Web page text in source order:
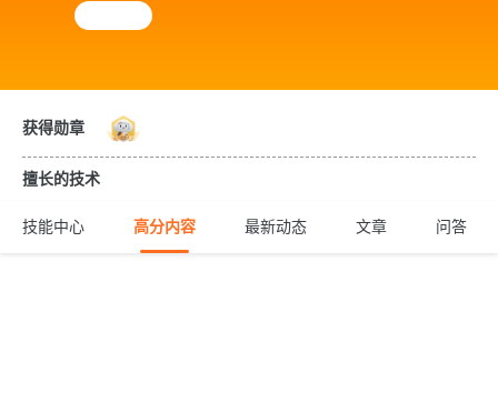
获得勋章
擅长的技术
技能中心 高分内容 最新动态 文章 问答